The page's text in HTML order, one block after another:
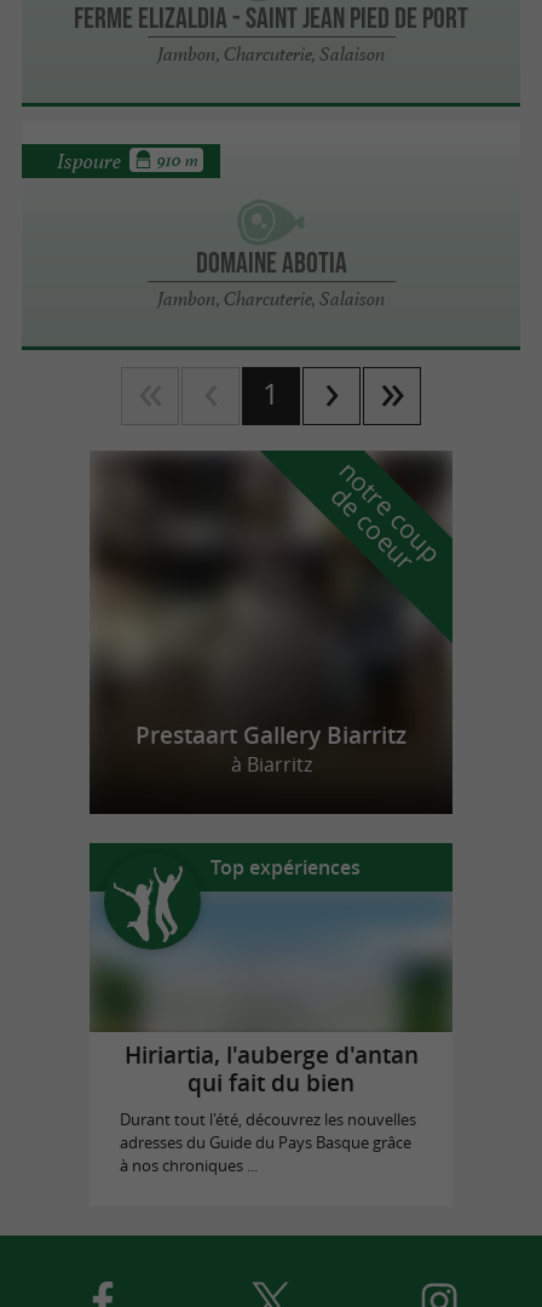
Ferme Elizaldia - Saint Jean Pied de Port
Jambon, Charcuterie, Salaison
Domaine Abotia
Jambon, Charcuterie, Salaison
Ispoure 910 m
1
n
o
t
r
e
c
o
u
p
d
e
c
o
e
u
r
Prestaart Gallery Biarritz
à Biarritz
Top expériences
Hiriartia, l'auberge d'antan
qui fait du bien
Durant tout l'été, découvrez les nouvelles
adresses du Guide du Pays Basque grâce
à nos chroniques ...